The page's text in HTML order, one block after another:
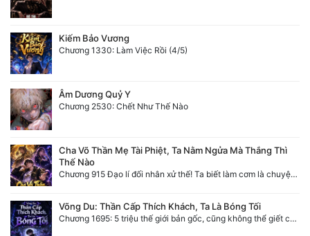
Kiếm Bảo Vương
Chương 1330: Làm Việc Rồi (4/5)
Âm Dương Quỷ Y
Chương 2530: Chết Như Thế Nào
Cha Võ Thần Mẹ Tài Phiệt, Ta Nằm Ngửa Mà Thắng Thì
Thế Nào
Chương 915 Đạo lí đối nhân xử thế! Ta biết làm cơm là chuyện rất kỳ quái sao?
Võng Du: Thần Cấp Thích Khách, Ta Là Bóng Tối
Chương 1695: 5 triệu thế giới bản gốc, cũng không thể giết chết ta!